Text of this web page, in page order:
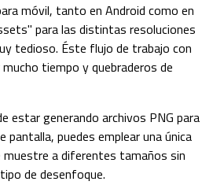
móvil, tanto en Android como en
para las distintas resoluciones
tedioso. Éste flujo de trabajo con
tiempo y quebraderos de
estar generando archivos PNG para
pantalla, puedes emplear una única
a diferentes tamaños sin
de desenfoque.